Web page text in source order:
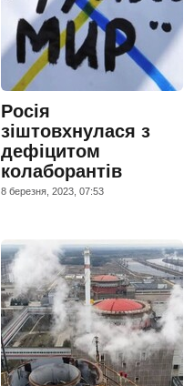
Росія
зіштовхнулася з
дефіцитом
колаборантів
8 березня, 2023, 07:53